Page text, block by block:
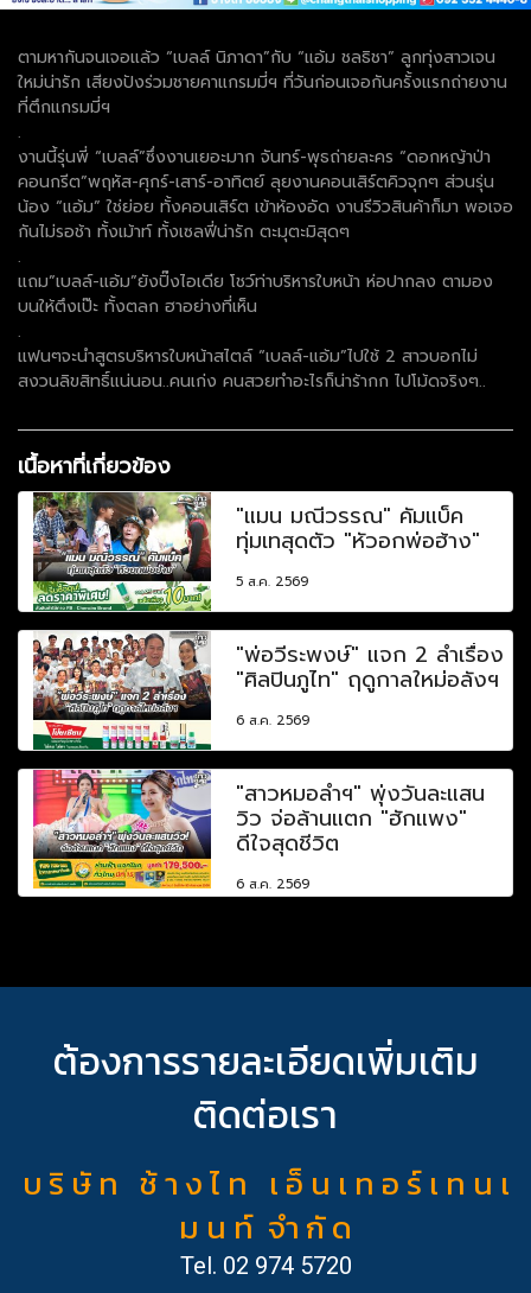
ตามหากันจนเจอแล้ว “เบลล์ นิภาดา”กับ “แอ้ม ชลธิชา” ลูกทุ่งสาวเจน
ใหม่น่ารัก เสียงปังร่วมชายคาแกรมมี่ฯ ที่วันก่อนเจอกันครั้งแรกถ่ายงาน
ที่ตึกแกรมมี่ฯ
.
งานนี้รุ่นพี่ “เบลล์”ซึ่งงานเยอะมาก จันทร์-พุธถ่ายละคร “ดอกหญ้าป่า
คอนกรีต”พฤหัส-ศุกร์-เสาร์-อาทิตย์ ลุยงานคอนเสิร์ตคิวจุกๆ ส่วนรุ่น
น้อง “แอ้ม” ใช่ย่อย ทั้งคอนเสิร์ต เข้าห้องอัด งานรีวิวสินค้าก็มา พอเจอ
กันไม่รอช้า ทั้งเม้าท์ ทั้งเซลฟี่น่ารัก ตะมุตะมิสุดๆ
.
แถม”เบลล์-แอ้ม”ยังปิ๊งไอเดีย โชว์ท่าบริหารใบหน้า ห่อปากลง ตามอง
บนให้ตึงเป๊ะ ทั้งตลก ฮาอย่างที่เห็น
.
แฟนๆจะนำสูตรบริหารใบหน้าสไตล์ “เบลล์-แอ้ม”ไปใช้ 2 สาวบอกไม่
สงวนลิขสิทธิ์แน่นอน..คนเก่ง คนสวยทำอะไรก็น่าร้ากก ไปโม้ดจริงๆ..
เนื้อหาที่เกี่ยวข้อง
"แมน มณีวรรณ" คัมแบ็ค
ทุ่มเทสุดตัว "หัวอกพ่อฮ้าง"
5 ส.ค. 2569
"พ่อวีระพงษ์" แจก 2 ลำเรื่อง
"ศิลปินภูไท" ฤดูกาลใหม่อลังฯ
6 ส.ค. 2569
"สาวหมอลำฯ" พุ่งวันละแสน
วิว จ่อล้านแตก "ฮักแพง"
ดีใจสุดชีวิต
6 ส.ค. 2569
ต้องการรายละเอียดเพิ่มเติม
ติดต่อเรา
บ ริ ษั ท ช้ า ง ไ ท เ อ็ น เ ท อ ร์ เ ท น เ
ม น ท์ จำ กั ด
Tel. 02 974 5720